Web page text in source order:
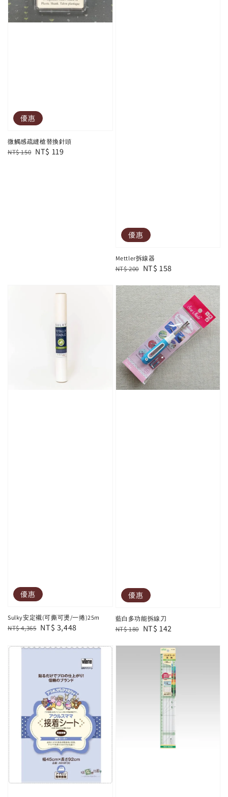
優惠
微觸感疏縫槍替換針頭
Regular
NT$ 150 Sale
NT$ 119
優惠
Mettler拆線器
Regular
NT$ 200 Sale
NT$ 158
優惠
Sulky安定襯(可撕可燙/一捲)25m
Regular
NT$ 4,365 Sale
NT$ 3,448
優惠
藍白多功能拆線刀
Regular
NT$ 180 Sale
NT$ 142